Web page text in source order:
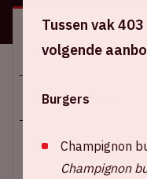
Locatie en
Do 4 juni 2026
Johan Cruijff
17:00 – Deuren
Tussen vak
volgende
Burgers
Champignon
Champignon